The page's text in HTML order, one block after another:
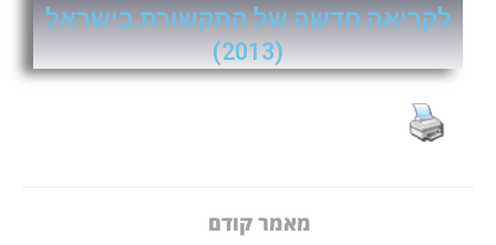
לקריאה חדשה של התקשורת בישראל
(2013)
מאמר קודם